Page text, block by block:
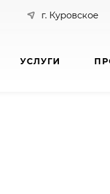
г. Куровское
УСЛУГИ